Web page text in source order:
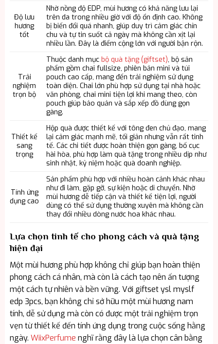
Độ lưu
hương
tốt
Nhờ nồng độ EDP, mùi hương có khả năng lưu lại
trên da trong nhiều giờ với độ ổn định cao. Không
bị biến đổi quá nhanh, giúp duy trì cảm giác chỉn
chu và tự tin suốt cả ngày mà không cần xịt lại
nhiều lần. Đây là điểm cộng lớn với người bận rộn.
Trải
nghiệm
trọn bộ
Thuộc danh mục bộ quà tặng (giftset), bộ sản
phẩm gồm chai fullsize, phiên bản mini và túi
pouch cao cấp, mang đến trải nghiệm sử dụng
toàn diện. Chai lớn phù hợp sử dụng tại nhà hoặc
văn phòng, chai mini tiện lợi khi mang theo, còn
pouch giúp bảo quản và sắp xếp đồ dùng gọn
gàng.
Thiết kế
sang
trọng
Hộp quà được thiết kế với tông đen chủ đạo, mang
lại cảm giác mạnh mẽ, tối giản nhưng vẫn rất tinh
tế. Các chi tiết được hoàn thiện gọn gàng, bố cục
hài hòa, phù hợp làm quà tặng trong nhiều dịp như
sinh nhật, kỷ niệm hoặc quà doanh nghiệp.
Tính ứng
dụng cao
Sản phẩm phù hợp với nhiều hoàn cảnh khác nhau
như đi làm, gặp gỡ, sự kiện hoặc di chuyển. Nhờ
mùi hương dễ tiếp cận và thiết kế tiện lợi, người
dùng có thể sử dụng thường xuyên mà không cần
thay đổi nhiều dòng nước hoa khác nhau.
Lựa chọn tinh tế cho phong cách và quà tặng
hiện đại
Một mùi hương phù hợp không chỉ giúp bạn hoàn thiện
phong cách cá nhân, mà còn là cách tạo nên ấn tượng
một cách tự nhiên và bền vững. Với giftset ysl myslf
edp 3pcs, bạn không chỉ sở hữu một mùi hương nam
tính, dễ sử dụng mà còn có được một trải nghiệm trọn
vẹn từ thiết kế đến tính ứng dụng trong cuộc sống hằng
ngày. WiixPerfume nghĩ rằng đây là lựa chọn cân bằng